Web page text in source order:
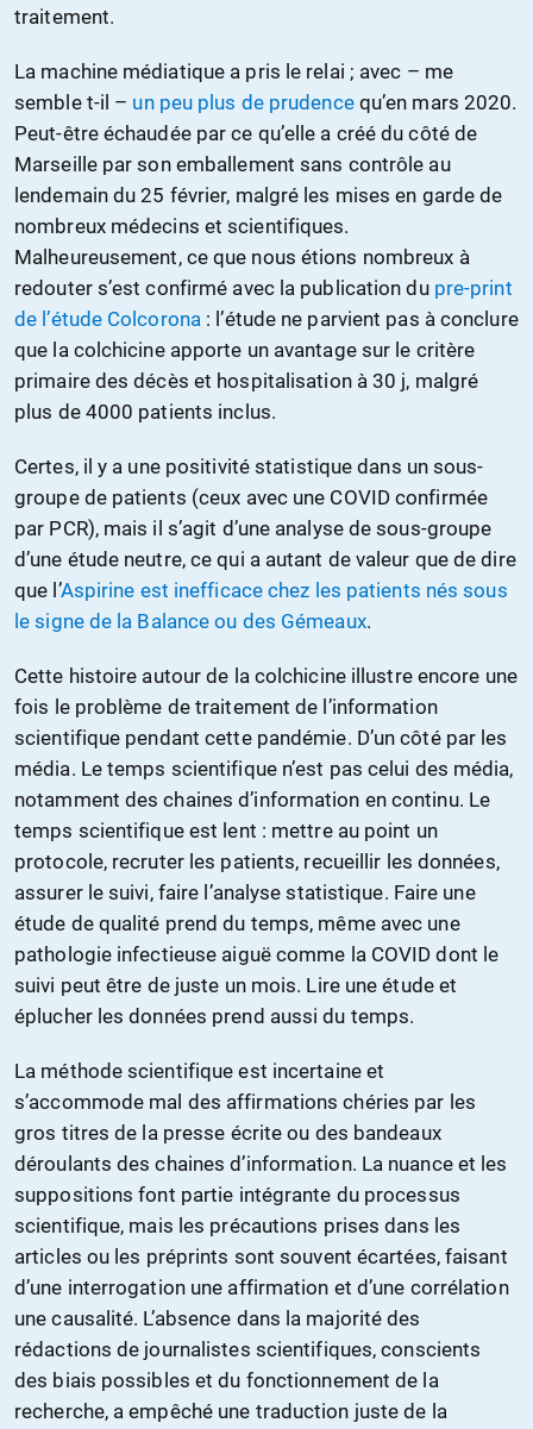
traitement.
La machine médiatique a pris le relai ; avec – me
semble t-il – un peu plus de prudencequ’en mars 2020.
Peut-être échaudée par ce qu’elle a créé du côté de
Marseille par son emballement sans contrôle au
lendemain du 25 février, malgré les mises en garde de
nombreux médecins et scientifiques.
Malheureusement, ce que nous étions nombreux à
redouter s’est confirmé avec la publication du pre-print
de l’étude Colcorona : l’étude ne parvient pas à conclure
que la colchicine apporte un avantage sur le critère
primaire des décès et hospitalisation à 30 j, malgré
plus de 4000 patients inclus.
Certes, il y a une positivité statistique dans un sous-
groupe de patients (ceux avec une COVID confirmée
par PCR), mais il s’agit d’une analyse de sous-groupe
d’une étude neutre, ce qui a autant de valeur que de dire
que l’Aspirine est inefficace chez les patients nés sous
le signe de la Balance ou des Gémeaux.
Cette histoire autour de la colchicine illustre encore une
fois le problème de traitement de l’information
scientifique pendant cette pandémie. D’un côté par les
média. Le temps scientifique n’est pas celui des média,
notamment des chaines d’information en continu. Le
temps scientifique est lent : mettre au point un
protocole, recruter les patients, recueillir les données,
assurer le suivi, faire l’analyse statistique. Faire une
étude de qualité prend du temps, même avec une
pathologie infectieuse aiguë comme la COVID dont le
suivi peut être de juste un mois. Lire une étude et
éplucher les données prend aussi du temps.
La méthode scientifique est incertaine et
s’accommode mal des affirmations chéries par les
gros titres de la presse écrite ou des bandeaux
déroulants des chaines d’information. La nuance et les
suppositions font partie intégrante du processus
scientifique, mais les précautions prises dans les
articles ou les préprints sont souvent écartées, faisant
d’une interrogation une affirmation et d’une corrélation
une causalité. L’absence dans la majorité des
rédactions de journalistes scientifiques, conscients
des biais possibles et du fonctionnement de la
recherche, a empêché une traduction juste de la